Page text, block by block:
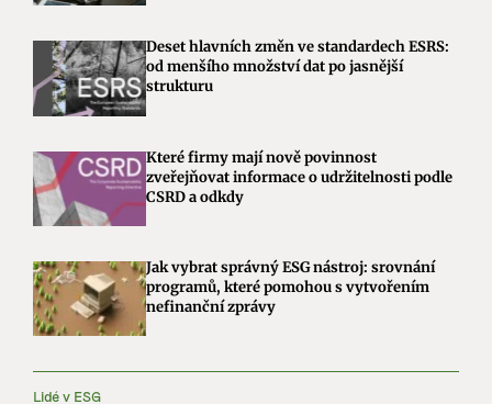
Deset hlavních změn ve standardech ESRS:
od menšího množství dat po jasnější
strukturu
Které firmy mají nově povinnost
zveřejňovat informace o udržitelnosti podle
CSRD a odkdy
Jak vybrat správný ESG nástroj: srovnání
programů, které pomohou s vytvořením
nefinanční zprávy
Lidé v ESG